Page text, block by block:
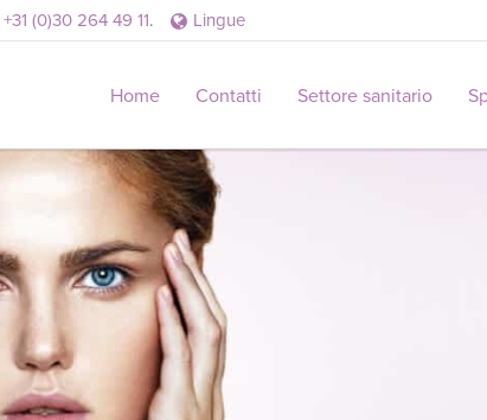
+31 (0)30 264 49 11. Lingue
Home Contatti Settore sanitario